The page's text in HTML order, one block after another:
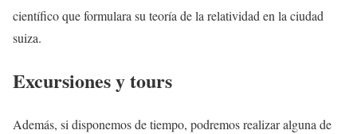
científico que formulara su teoría de la relatividad en la ciudad
suiza.
Excursiones y tours
Además, si disponemos de tiempo, podremos realizar alguna de